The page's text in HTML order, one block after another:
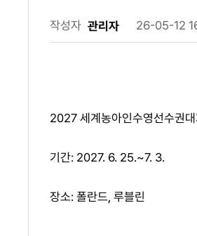
작성자 관리자 26-05-12
2027 세계농아인수영선수권대
기간: 2027. 6. 25.~7. 3.
장소: 폴란드, 루블린